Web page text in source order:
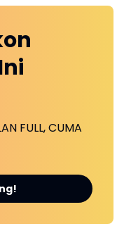
FULL, CUMA